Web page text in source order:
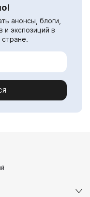
анонсы, блоги,
и экспозиций в